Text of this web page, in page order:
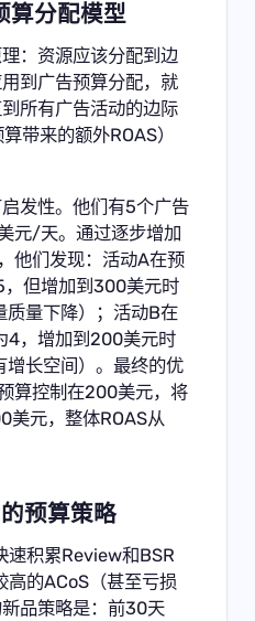
算分配模型
：资源应该分配到边
到广告预算分配，就
所有广告活动的边际
带来的额外ROAS）
发性。他们有5个广告
元/天。通过逐步增加
他们发现：活动A在预
但增加到300美元时
质量下降）；活动B在
4，增加到200美元时
增长空间）。最终的优
算控制在200美元，将
美元，整体ROAS从
预算策略
速积累Review和BSR
高的ACoS（甚至亏损
品策略是：前30天